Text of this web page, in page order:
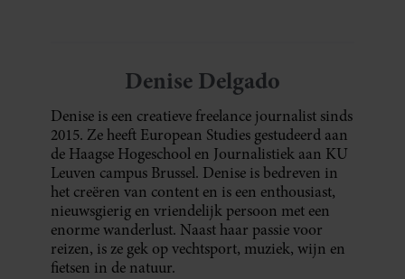
Denise Delgado
Denise is een creatieve freelance journalist sinds
2015. Ze heeft European Studies gestudeerd aan
de Haagse Hogeschool en Journalistiek aan KU
Leuven campus Brussel. Denise is bedreven in
het creëren van content en is een enthousiast,
nieuwsgierig en vriendelijk persoon met een
enorme wanderlust. Naast haar passie voor
reizen, is ze gek op vechtsport, muziek, wijn en
fietsen in de natuur.